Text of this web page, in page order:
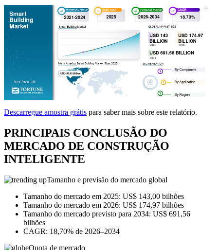
Descarregue amostra grátis para saber mais sobre este relatório.
PRINCIPAIS CONCLUSÃO DO
MERCADO DE CONSTRUÇÃO
INTELIGENTE
Tamanho e previsão do mercado global
Tamanho do mercado em 2025: US$ 143,00 bilhões
Tamanho do mercado em 2026: US$ 174,97 bilhões
Tamanho do mercado previsto para 2034: US$ 691,56
bilhões
CAGR: 18,70% de 2026–2034
Quota de mercado